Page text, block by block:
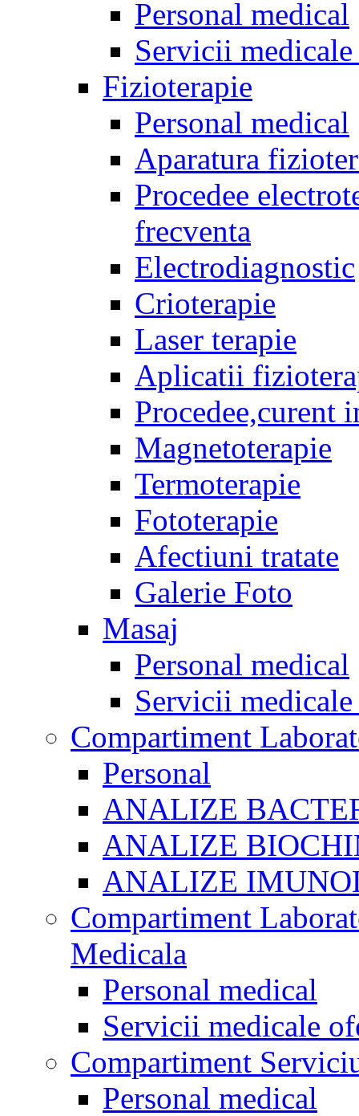
Personal medical
Servicii
Fizioterapie
Personal medical
Aparatura
Procedee
frecventa
Electrodiagnostic
Crioterapie
Laser terapie
Aplicatii
Procedee,curent
Magnetoterapie
Termoterapie
Fototerapie
Afectiuni tratate
Galerie Foto
Masaj
Personal medical
Servicii
Compartiment
Personal
ANALIZE
ANALIZE
ANALIZE
Compartiment
Medicala
Personal medical
Servicii medicale
Compartiment
Personal medical